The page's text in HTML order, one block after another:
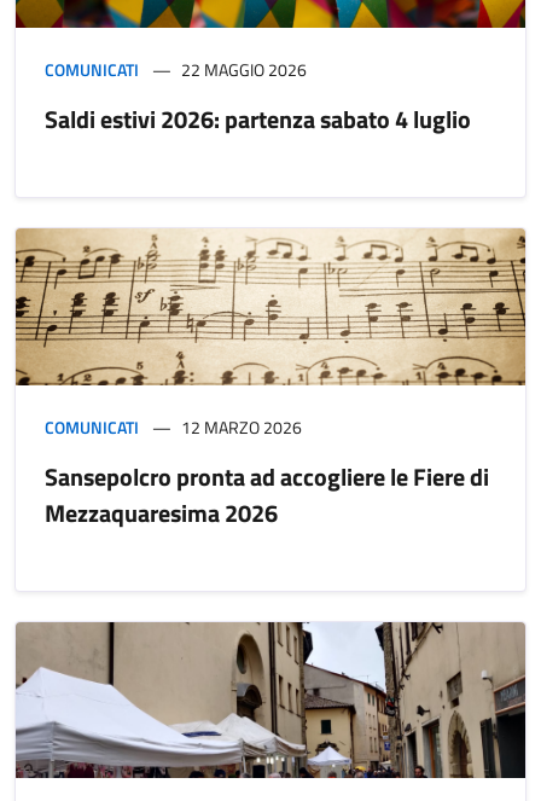
COMUNICATI 22 MAGGIO 2026
Saldi estivi 2026: partenza sabato 4 luglio
COMUNICATI 12 MARZO 2026
Sansepolcro pronta ad accogliere le Fiere di
Mezzaquaresima 2026